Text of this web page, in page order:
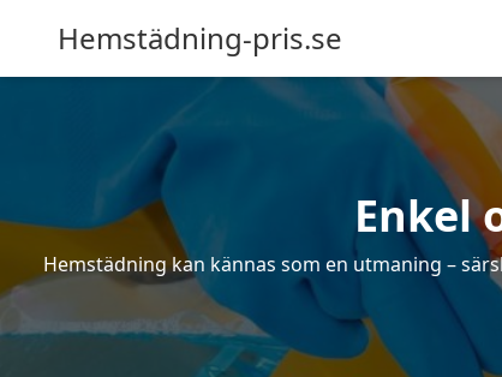
Hemstädning-pris.se
Enkel
Hemstädning kan kännas som en utmaning –